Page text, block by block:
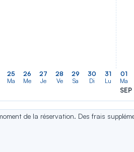
25
Ma
26
Me
27
Je
28
Ve
29
Sa
30
Di
31
Lu
01
Ma
SEP
de la réservation. Des frais